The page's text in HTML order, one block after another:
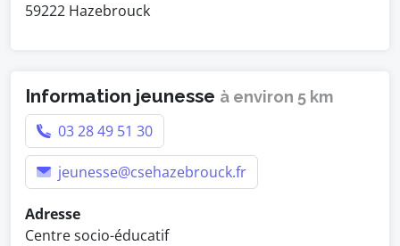
59222 Hazebrouck
Information jeunesse à environ 5 km
03 28 49 51 30
jeunesse@csehazebrouck.fr
Adresse
Centre socio-éducatif